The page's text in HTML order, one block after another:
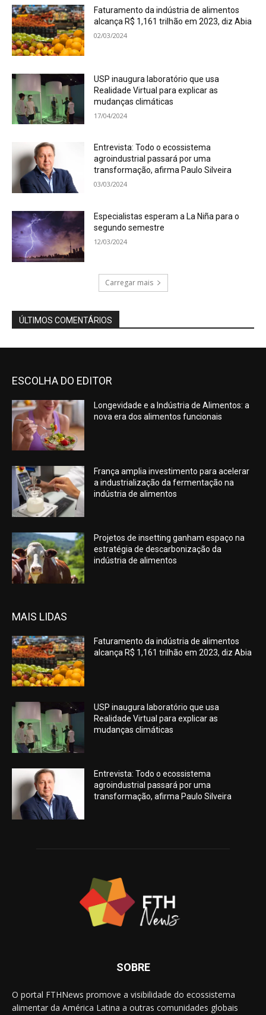
Faturamento da indústria de alimentos
alcança R$ 1,161 trilhão em 2023, diz Abia
02/03/2024
USP inaugura laboratório que usa
Realidade Virtual para explicar as
mudanças climáticas
17/04/2024
Entrevista: Todo o ecossistema
agroindustrial passará por uma
transformação, afirma Paulo Silveira
03/03/2024
Especialistas esperam a La Niña para o
segundo semestre
12/03/2024
Carregar mais
ÚLTIMOS COMENTÁRIOS
ESCOLHA DO EDITOR
Longevidade e a Indústria de Alimentos: a
nova era dos alimentos funcionais
França amplia investimento para acelerar
a industrialização da fermentação na
indústria de alimentos
Projetos de insetting ganham espaço na
estratégia de descarbonização da
indústria de alimentos
MAIS LIDAS
Faturamento da indústria de alimentos
alcança R$ 1,161 trilhão em 2023, diz Abia
USP inaugura laboratório que usa
Realidade Virtual para explicar as
mudanças climáticas
Entrevista: Todo o ecossistema
agroindustrial passará por uma
transformação, afirma Paulo Silveira
SOBRE
O portal FTHNews promove a visibilidade do ecossistema
alimentar da América Latina a outras comunidades globais